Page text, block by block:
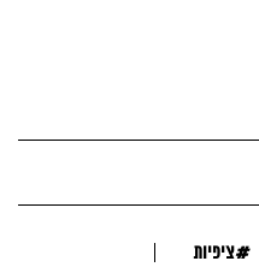
#ציפיות